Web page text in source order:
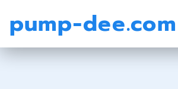
pump-dee.com